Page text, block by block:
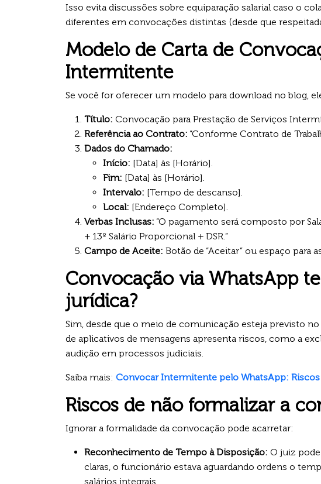
Isso evita discussões sobre equiparação salarial caso o
diferentes em convocações distintas (desde que
Modelo de Carta de
Intermitente
Se você for oferecer um modelo para download no blog,
Título: Convocação para Prestação de Serviços
Referência ao Contrato: “Conforme Contrato de
Dados do Chamado:
Início: [Data] às [Horário].
Fim: [Data] às [Horário].
Intervalo: [Tempo de descanso].
Local: [Endereço Completo].
Verbas Inclusas: “O pagamento será composto por
+ 13º Salário Proporcional + DSR.”
Campo de Aceite: Botão de “Aceitar” ou espaço para
Convocação via WhatsApp
jurídica?
Sim, desde que o meio de comunicação esteja previsto
de aplicativos de mensagens apresenta riscos, como a
audição em processos judiciais.
Saiba mais: Convocar Intermitente pelo WhatsApp: Riscos
Riscos de não formalizar a
Ignorar a formalidade da convocação pode acarretar:
Reconhecimento de Tempo à Disposição: O juiz
claras, o funcionário estava aguardando ordens o
salários integrais.